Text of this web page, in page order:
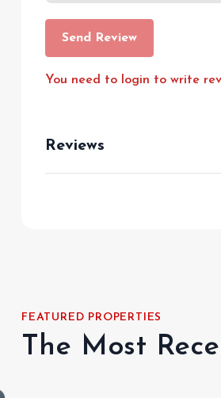
Send Review
You need to login to write
Reviews
FEATURED PROPERTIES
The Most